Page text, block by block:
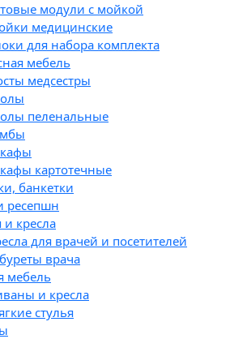
модули с мойкой
медицинские
для набора комплекта
мебель
медсестры
пеленальные
картотечные
банкетки
ресепшн
и кресла
для врачей и посетителей
врача
мебель
и кресла
стулья